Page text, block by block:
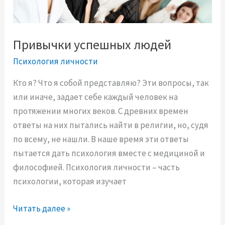
р
а
т
ь
с
я
?
а
ь
с
с
в
о
и
х
ц
е
л
й
Привычки успешных людей
Психология личности
Кто я? Что я собой представляю? Эти вопросы, так
или иначе, задает себе каждый человек на
протяжении многих веков. С древних времен
ответы на них пытались найти в религии, но, судя
по всему, не нашли. В наше время эти ответы
пытается дать психология вместе с медициной и
философией. Психология личности – часть
психологии, которая изучает
П
Читать далее »